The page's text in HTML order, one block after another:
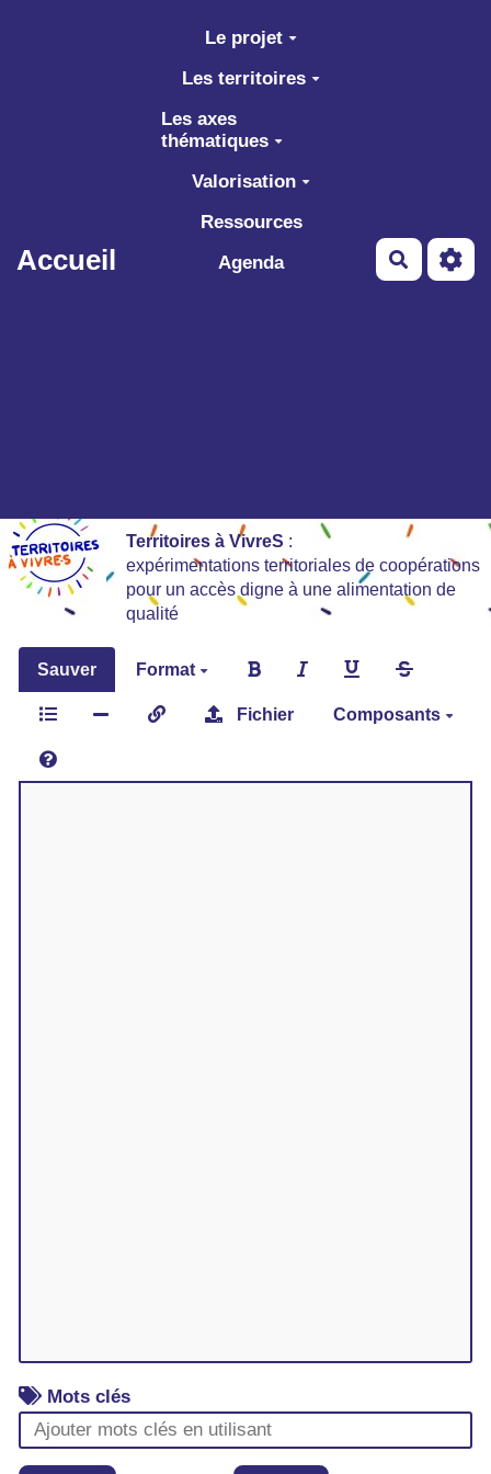
Aller au contenu principal
Accueil
Le projet
Les territoires
Les axes
thématiques
Valorisation
Ressources
Agenda
Territoires à VivreS :
expérimentations territoriales de coopérations
pour un accès digne à une alimentation de
qualité
Sauver Format
Fichier Composants
Mots clés